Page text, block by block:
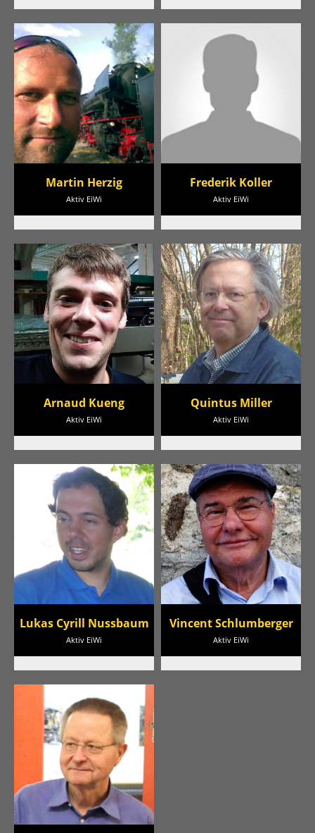
Martin Herzig
Aktiv EiWi
Frederik Koller
Aktiv EiWi
Arnaud Kueng
Aktiv EiWi
Quintus Miller
Aktiv EiWi
Lukas Cyrill Nussbaum
Aktiv EiWi
Vincent Schlumberger
Aktiv EiWi